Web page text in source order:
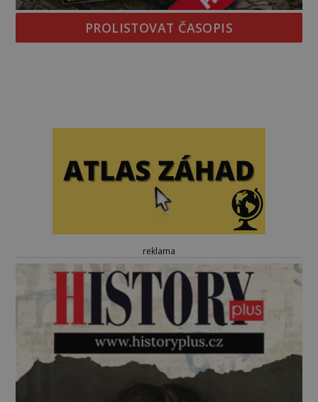
PROLISTOVAT ČASOPIS
reklama